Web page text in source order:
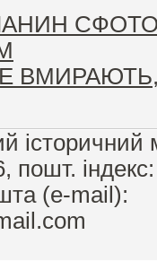
історичний
пошт.
(e-mail):